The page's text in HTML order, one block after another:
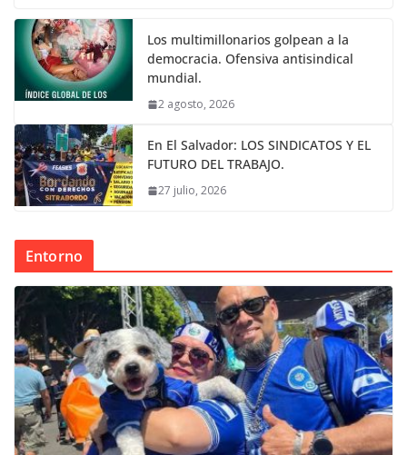
Los multimillonarios golpean a la
democracia. Ofensiva antisindical
mundial.
2 agosto, 2026
En El Salvador: LOS SINDICATOS Y EL
FUTURO DEL TRABAJO.
27 julio, 2026
Entorno